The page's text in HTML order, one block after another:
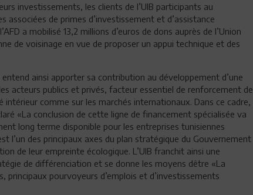
investissements, les clients de l’UIB participants au
associées de primes d’investissement et d’assistance
a mobilisé 13,2 millions d’euros de dons auprès de l’Union
de voisinage en vue de proposer un appui technique et des
entend ainsi apporter sa contribution au développement d’une
acteurs publics et privés, facteur essentiel de renforcement de
comme sur les marchés internationaux. Dans ce cadre,
«La conclusion de cette ligne de financement spécialisée va
long terme disponible pour les entreprises tunisiennes
l’un des principaux axes du plan stratégique du Gouvernement
de leur empreinte écologique. L’UIB franchit ainsi une
de différenciation et se donne les moyens dêtre «La
principaux pourvoyeurs d’emplois et d’investissements